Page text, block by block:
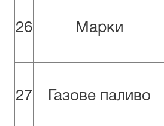
26 Марки
27 Газове паливо